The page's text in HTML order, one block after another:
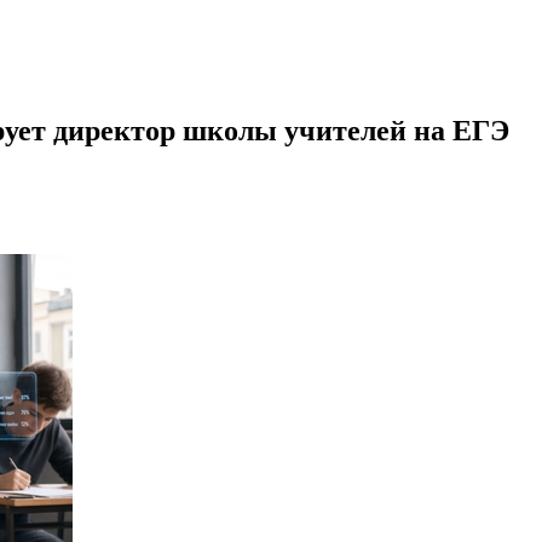
директор школы учителей на ЕГЭ